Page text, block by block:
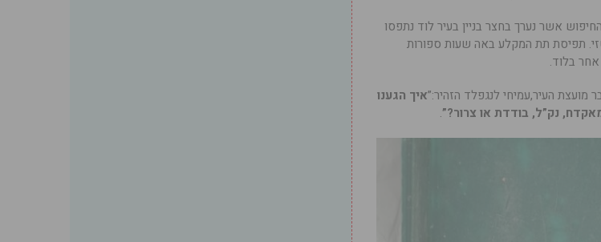
אשר נערך בחצר בניין בעיר לוד נתפסו
תפיסת תת המקלע באה שעות ספורות
מועצת העיר,עמיחי לנגפלד הזהיר:”איך הגענו
.